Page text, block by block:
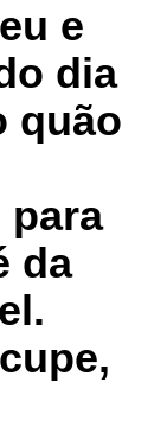
e
dia
quão
para
da